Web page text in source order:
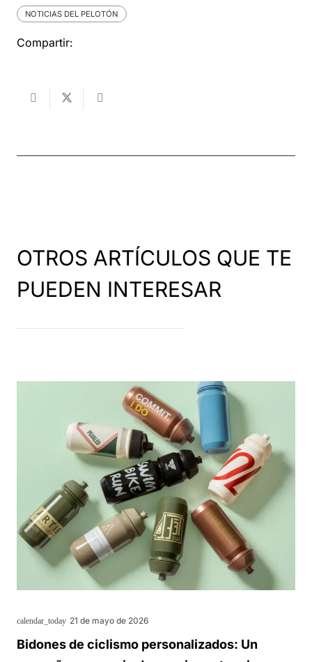
NOTICIAS DEL PELOTÓN
Compartir:
OTROS ARTÍCULOS QUE TE
PUEDEN INTERESAR
calendar_today 21 de mayo de 2026
Bidones de ciclismo personalizados: Un